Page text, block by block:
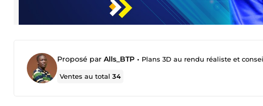
Proposé par Alls_BTP • Plans 3D au rendu réaliste et
Ventes au total34